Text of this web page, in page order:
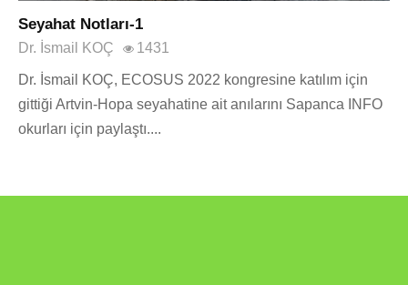
Seyahat Notları-1
Dr. İsmail KOÇ 1431
Dr. İsmail KOÇ, ECOSUS 2022 kongresine katılım için
gittiği Artvin-Hopa seyahatine ait anılarını Sapanca INFO
okurları için paylaştı....